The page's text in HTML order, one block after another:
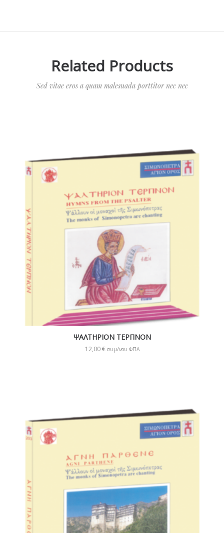
Related Products
Sed vitae eros a quam malesuada porttitor nec nec
ΨΑΛΤΗΡΙΟΝ ΤΕΡΠΝΟΝ
12,00€ συμ/νου ΦΠΑ